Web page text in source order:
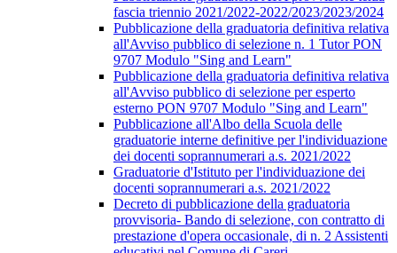
fascia triennio 2021/2022-2022/2023/2023/2024
Pubblicazione della graduatoria definitiva relativa
all'Avviso pubblico di selezione n. 1 Tutor PON
9707 Modulo "Sing and Learn"
Pubblicazione della graduatoria definitiva relativa
all'Avviso pubblico di selezione per esperto
esterno PON 9707 Modulo "Sing and Learn"
Pubblicazione all'Albo della Scuola delle
graduatorie interne definitive per l'individuazione
dei docenti soprannumerari a.s. 2021/2022
Graduatorie d'Istituto per l'individuazione dei
docenti soprannumerari a.s. 2021/2022
Decreto di pubblicazione della graduatoria
provvisoria- Bando di selezione, con contratto di
prestazione d'opera occasionale, di n. 2 Assistenti